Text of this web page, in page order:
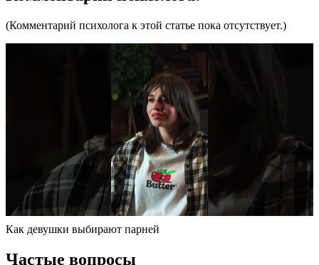
(Комментарий психолога к этой статье пока отсутствует.)
Как девушки выбирают парней
Частые вопросы